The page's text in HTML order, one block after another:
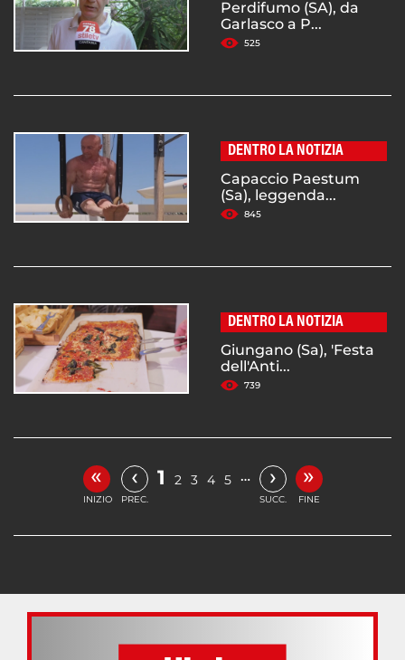
Perdifumo (SA), da
Garlasco a P...
525
DENTRO LA NOTIZIA
Capaccio Paestum
(Sa), leggenda...
845
DENTRO LA NOTIZIA
Giungano (Sa), 'Festa
dell'Anti...
739
«
INIZIO
‹
PREC.
1 2 3 4 5 … ›
SUCC.
»
FINE